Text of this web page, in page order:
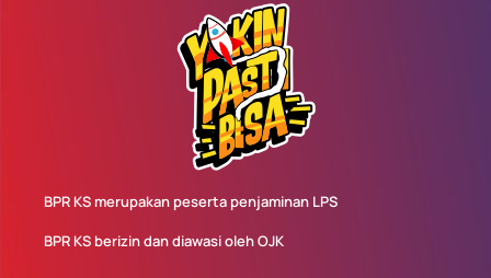
BPR KS merupakan peserta penjaminan LPS
BPR KS berizin dan diawasi oleh OJK